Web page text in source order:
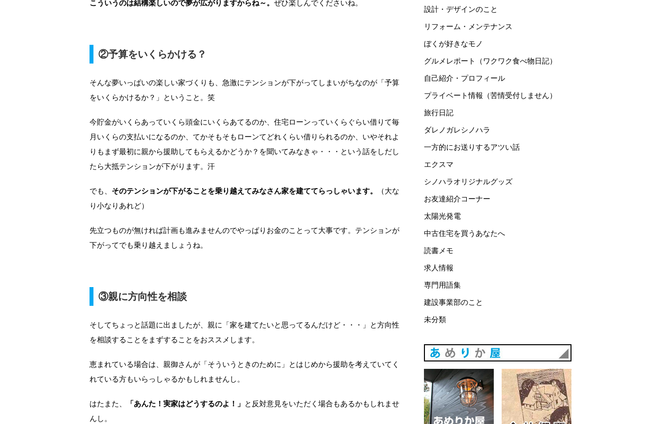
こういうのは結構楽しいので夢が広がりますからね～。 ぜひ楽しんでくださいね。
②予算をいくらかける？
そんな夢いっぱいの楽しい家づくりも、急激にテンションが下がってしまいがちなのが「予算
をいくらかけるか？」ということ。笑
今貯金がいくらあっていくら頭金にいくらあてるのか、住宅ローンっていくらぐらい借りて毎
月いくらの支払いになるのか、てかそもそもローンてどれくらい借りられるのか、いやそれよ
りもまず最初に親から援助してもらえるかどうか？を聞いてみなきゃ・・・という話をしだし
たら大抵テンションが下がります。汗
でも、 そのテンションが下がることを乗り越えてみなさん家を建ててらっしゃいます。
（大な
り小なりあれど）
先立つものが無ければ計画も進みませんのでやっぱりお金のことって大事です。テンションが
下がってでも乗り越えましょうね。
③親に方向性を相談
そしてちょっと話題に出ましたが、親に「家を建てたいと思ってるんだけど・・・」と方向性
を相談することをまずすることをおススメします。
恵まれている場合は、親御さんが「そういうときのために」とはじめから援助を考えていてく
れている方もいらっしゃるかもしれませんし。
はたまた、 「あんた！実家はどうするのよ！」 と反対意見をいただく場合もあるかもしれませ
んし。
設計・デザインのこと
リフォーム・メンテナンス
ぼくが好きなモノ
グルメレポート（ワクワク食べ物日記）
自己紹介・プロフィール
プライベート情報（苦情受付しません）
旅行日記
ダレノガレシノハラ
一方的にお送りするアツい話
エクスマ
シノハラオリジナルグッズ
お友達紹介コーナー
太陽光発電
中古住宅を買うあなたへ
読書メモ
求人情報
専門用語集
建設事業部のこと
未分類
あめりか屋WEBサイト